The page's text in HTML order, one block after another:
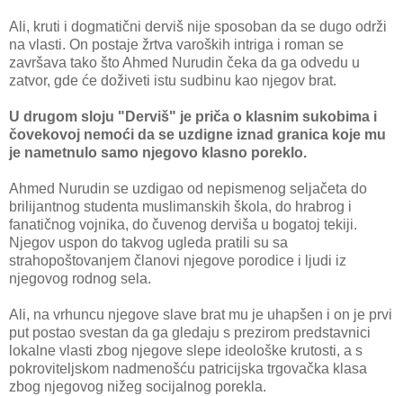
Ali, kruti i dogmatični derviš nije sposoban da se dugo održi
na vlasti. On postaje žrtva varoških intriga i roman se
završava tako što Ahmed Nurudin čeka da ga odvedu u
zatvor, gde će doživeti istu sudbinu kao njegov brat.
U drugom sloju "Derviš" je priča o klasnim sukobima i
čovekovoj nemoći da se uzdigne iznad granica koje mu
je nametnulo samo njegovo klasno poreklo.
Ahmed Nurudin se uzdigao od nepismenog seljačeta do
brilijantnog studenta muslimanskih škola, do hrabrog i
fanatičnog vojnika, do čuvenog derviša u bogatoj tekiji.
Njegov uspon do takvog ugleda pratili su sa
strahopoštovanjem članovi njegove porodice i ljudi iz
njegovog rodnog sela.
Ali, na vrhuncu njegove slave brat mu je uhapšen i on je prvi
put postao svestan da ga gledaju s prezirom predstavnici
lokalne vlasti zbog njegove slepe ideološke krutosti, a s
pokroviteljskom nadmenošću patricijska trgovačka klasa
zbog njegovog nižeg socijalnog porekla.